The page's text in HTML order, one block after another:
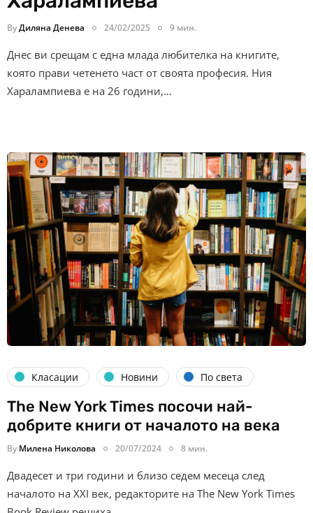
ByДиляна Денева 24/02/2025 9 мин.
Днес ви срещам с една млада любителка на книгите,
която прави четенето част от своята професия. Ния
Харалампиева е на 26 години,…
Класации Новини По света
The New York Times посочи най-
добрите книги от началото на века
By Милена Николова 20/07/2024 8 мин.
Двадесет и три години и близо седем месеца след
началото на ХХI век, редакторите на The New York Times